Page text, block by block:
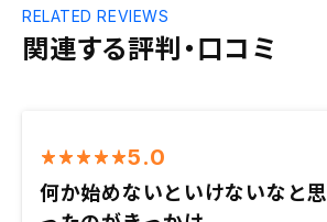
関連する評判・口コミ
RELATED REVIEWS
5.0
何か始めないといけないなと思